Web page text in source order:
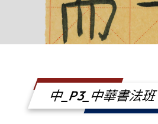
中_P3_中華書法班